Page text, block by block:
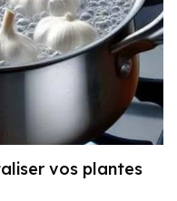
vos plantes